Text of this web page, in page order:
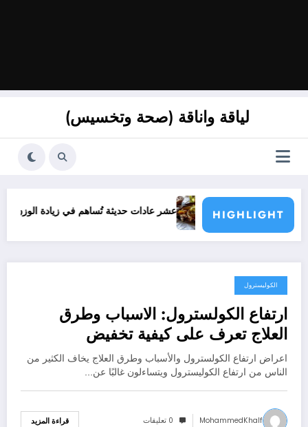
لياقة واناقة (صحة وتخسيس)
HIGHLIGHTعشر عادات حديثة تُساهم في زيادة الوزن بسرعة
أكتوبر 7, 2020
الكوليسترول
ارتفاع الكولسترول: الاسباب وطرق
العلاج تعرف على كيفية تخفيض
الكوليسترول بسرعة
اعراض ارتفاع الكولسترول والأسباب وطرق العلاج يخاف الكثير من
الناس من ارتفاع الكوليسترول ويتساءلون غالبًا عن…
MohammedKhalf 0 تعليقات قراءة المزيد